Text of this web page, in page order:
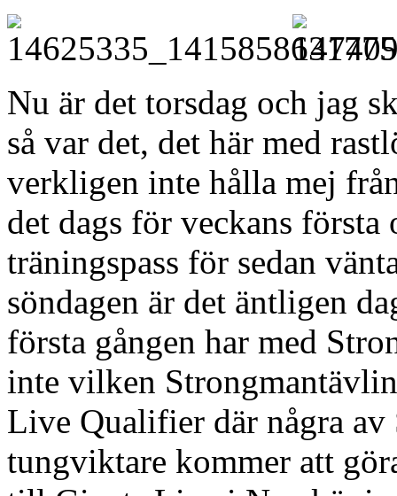
Nu är det torsdag och jag
så var det, det här med
verkligen inte hålla mej
det dags för veckans
träningspass för sedan
söndagen är det äntligen
första gången har med
inte vilken
Live Qualifier där några av
tungviktare kommer att